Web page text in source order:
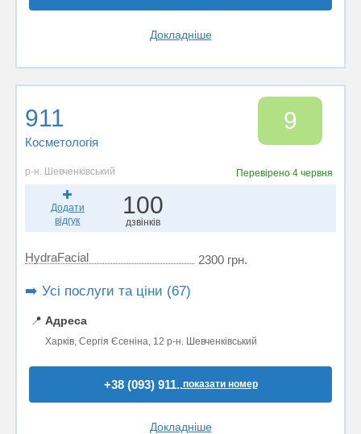
Докладніше
911
Косметологія
9
р-н. Шевченківський Перевірено 4 червня
Додати
відгук
100
дзвінків
HydraFacial 2300 грн.
➡️ Усі послуги та ціни (67)
📍 Адреса
Харків, Сергія Єсеніна, 12 р-н. Шевченківський
+38 (093) 911..показати номер
Докладніше